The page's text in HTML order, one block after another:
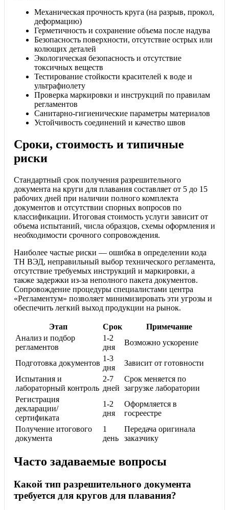
Механическая прочность круга (на разрыв, прокол,
деформацию)
Герметичность и сохранение объема после надува
Безопасность поверхности, отсутствие острых или
колющих деталей
Экологическая безопасность и отсутствие
токсичных веществ
Тестирование стойкости красителей к воде и
ультрафиолету
Проверка маркировки и инструкций по правилам
регламентов
Санитарно-гигиенические параметры материалов
Устойчивость соединений и качество швов
Сроки, стоимость и типичные
риски
Стандартный срок получения разрешительного
документа на круги для плавания составляет от 5 до 15
рабочих дней при наличии полного комплекта
документов и отсутствии спорных вопросов по
классификации. Итоговая стоимость услуги зависит от
объема испытаний, числа образцов, схемы оформления и
необходимости срочного сопровождения.
Наиболее частые риски — ошибка в определении кода
ТН ВЭД, неправильный выбор технического регламента,
отсутствие требуемых инструкций и маркировки, а
также задержки из-за неполного пакета документов.
Сопровождение процедуры специалистами центра
«Регламентум» позволяет минимизировать эти угрозы и
обеспечить легкий выход продукции на рынок.
Этап Срок
Примечание
Анализ и подбор
регламентов
1-2
дня
Возможно ускорение
Подготовка документов
1-3
дня
Зависит от готовности
Испытания и
лабораторный контроль
2-7
дней
Срок меняется по
загрузке лаборатории
Регистрация
декларации/
сертификата
1-2
дня
Оформляется в
госреестре
Получение итогового
документа
1
день
Передача оригинала
заказчику
Часто задаваемые вопросы
Какой тип разрешительного документа
требуется для кругов для плавания?